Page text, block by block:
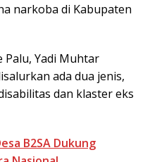
narkoba di Kabupaten
Palu, Yadi Muhtar
ada dua jenis,
dan klaster eks
B2SA Dukung